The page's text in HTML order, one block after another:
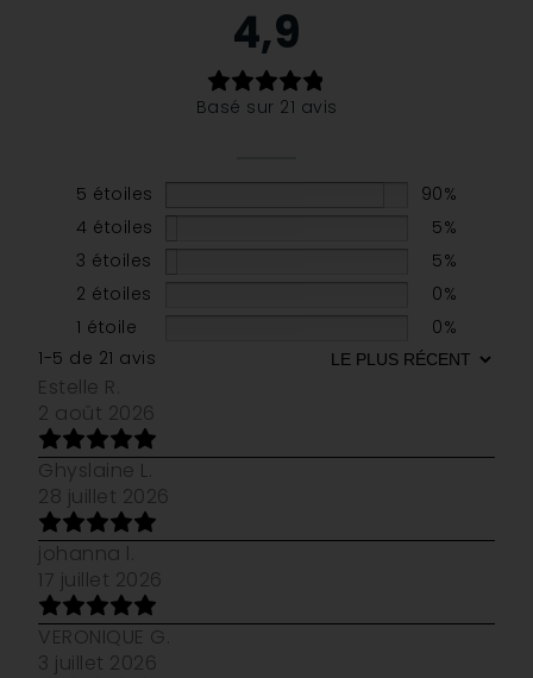
4,9
Basé sur 21 avis
5 étoiles
90%
4 étoiles
5%
3 étoiles
5%
2 étoiles
0%
1 étoile
0%
1-5 de 21 avis
Estelle R.
2 août 2026
Ghyslaine L.
28 juillet 2026
johanna l.
17 juillet 2026
VERONIQUE G.
3 juillet 2026